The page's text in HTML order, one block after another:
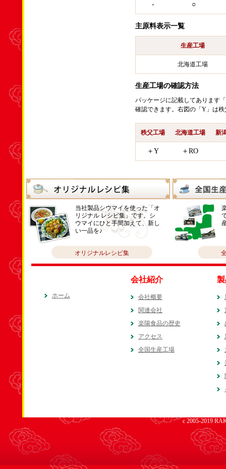
- ○
主原料表示一覧
生産工場
北海道工場
生産工場の確認方法
パッケージに記載してあります
確認できます。右図の「Y」は
秩父工場 北海道工場 新
＋Y ＋RO
当社製品シウマイを使った「オ
リジナル レシピ集」です。シ
ウマイにひと手間加えて、新し
い一品を♪
オリジナルレシピ集
ホーム
会社紹介
会社概要
関連会社
楽陽食品の歴史
アクセス
全国生産工場
c 2005-2019